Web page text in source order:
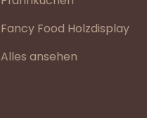
Fancy Food Holzdisplay
Alles ansehen